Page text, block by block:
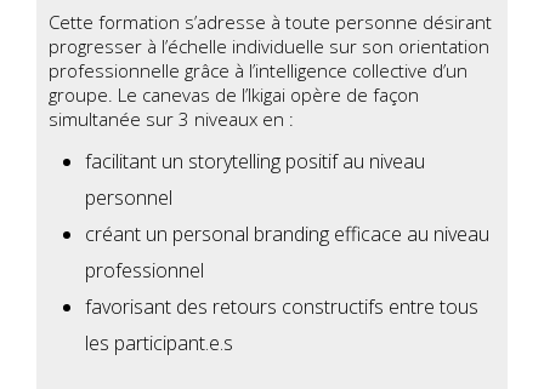
Cette formation s’adresse à toute personne désirant
progresser à l’échelle individuelle sur son orientation
professionnelle grâce à l’intelligence collective d’un
groupe. Le canevas de l’Ikigai opère de façon
simultanée sur 3 niveaux en :
facilitant un storytelling positif au niveau
personnel
créant un personal branding efficace au niveau
professionnel
favorisant des retours constructifs entre tous
les participant.e.s